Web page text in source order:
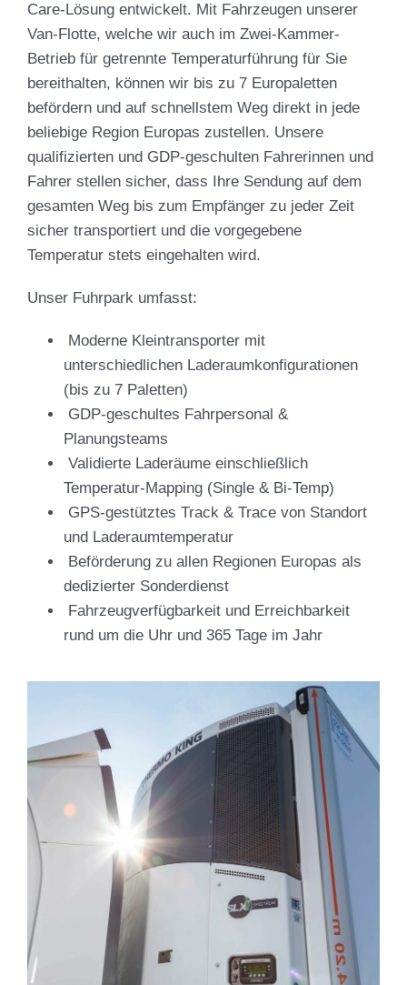
Care-Lösung entwickelt. Mit Fahrzeugen unserer
Van-Flotte, welche wir auch im Zwei-Kammer-
Betrieb für getrennte Temperaturführung für Sie
bereithalten, können wir bis zu 7 Europaletten
befördern und auf schnellstem Weg direkt in jede
beliebige Region Europas zustellen. Unsere
qualifizierten und GDP-geschulten Fahrerinnen und
Fahrer stellen sicher, dass Ihre Sendung auf dem
gesamten Weg bis zum Empfänger zu jeder Zeit
sicher transportiert und die vorgegebene
Temperatur stets eingehalten wird.
Unser Fuhrpark umfasst:
Moderne Kleintransporter mit
unterschiedlichen Laderaumkonfigurationen
(bis zu 7 Paletten)
GDP-geschultes Fahrpersonal &
Planungsteams
Validierte Laderäume einschließlich
Temperatur-Mapping (Single & Bi-Temp)
GPS-gestütztes Track & Trace von Standort
und Laderaumtemperatur
Beförderung zu allen Regionen Europas als
dedizierter Sonderdienst
Fahrzeugverfügbarkeit und Erreichbarkeit
rund um die Uhr und 365 Tage im Jahr